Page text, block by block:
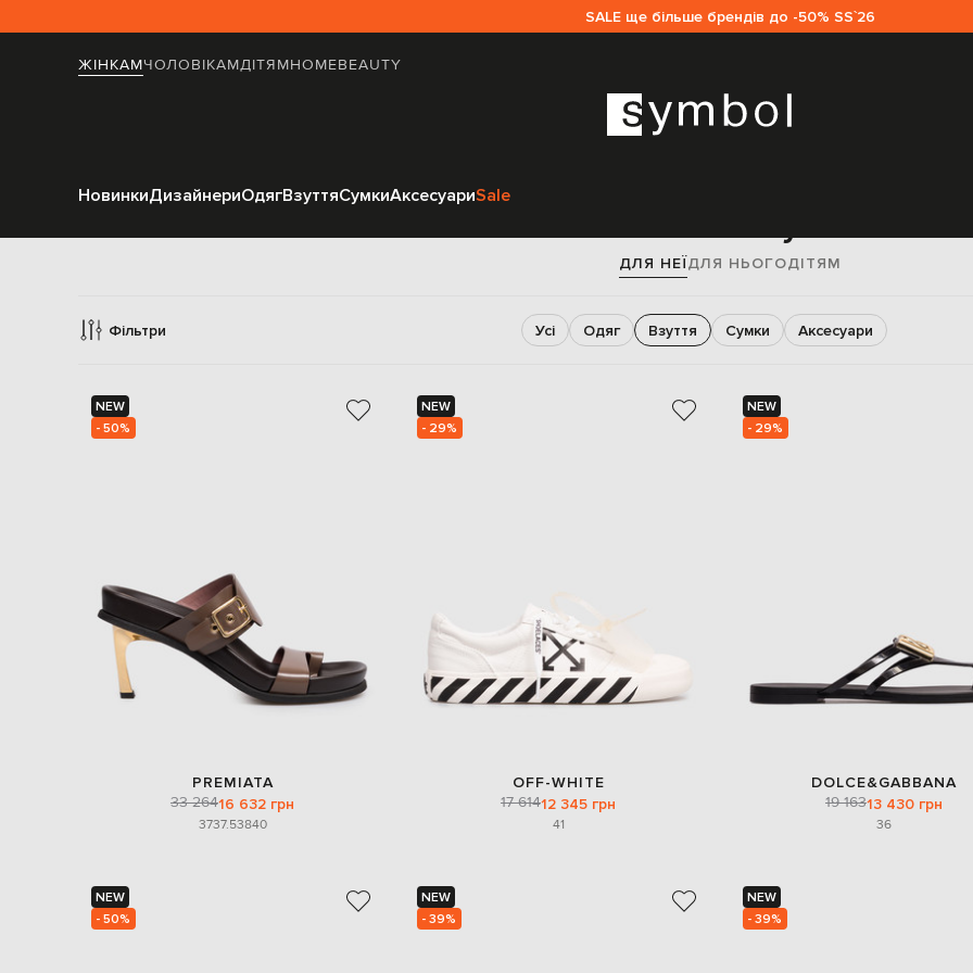
SALE ще більше брендів до -50% SS`26
ЖІНКАМЧОЛОВІКАМДІТЯМHOMEBEAUTY
НовинкиДизайнериОдягВзуттяСумкиАксесуариSale
ДЛЯ НЕЇДЛЯ НЬОГОДІТЯМ
Фільтри Усі Одяг Взуття Сумки Аксесуари
NEW
- 50%
PREMIATA
33 26416 632 грн
3737.53840
NEW
- 29%
OFF-WHITE
17 61412 345 грн
41
NEW
- 29%
DOLCE&GABBANA
19 16313 430 грн
36
NEW
- 50%
NEW
- 39%
NEW
- 39%